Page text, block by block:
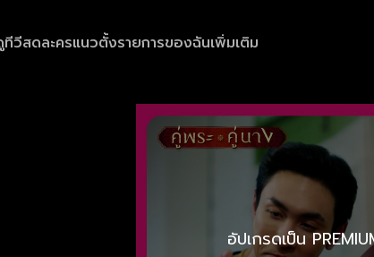
ทีวีสดละครแนวตั้งรายการของฉันเพิ่มเติม
อัปเกรดเป็น